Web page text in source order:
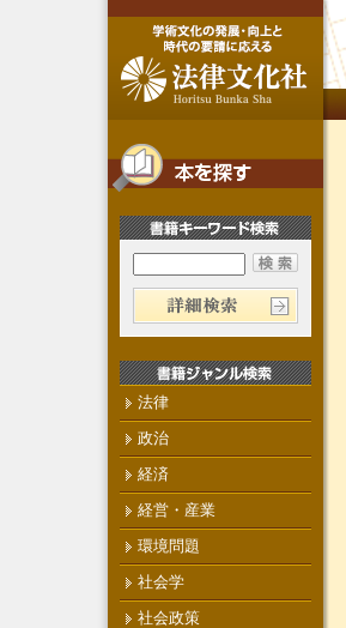
法律
政治
経済
経営・産業
環境問題
社会学
社会政策